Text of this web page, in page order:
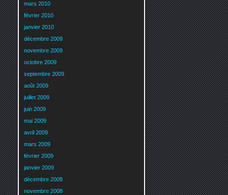
mars 2010
février 2010
janvier 2010
décembre 2009
novembre 2009
octobre 2009
septembre 2009
août 2009
juillet 2009
juin 2009
mai 2009
avril 2009
mars 2009
février 2009
janvier 2009
décembre 2008
novembre 2008